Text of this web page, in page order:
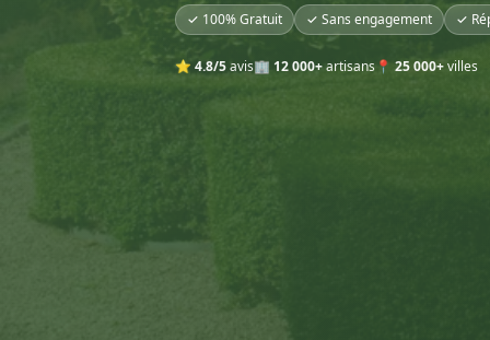
✓ 100% Gratuit ✓ Sans engagement ✓
⭐ 4.8/5avis🏢 12 000+artisans 📍 25 000+villes